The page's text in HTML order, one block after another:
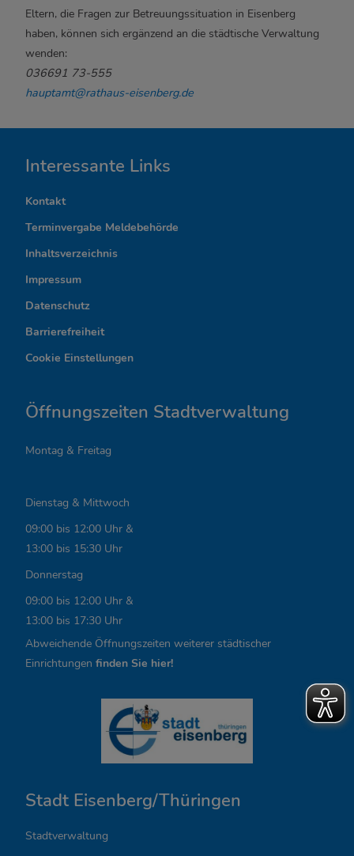
Eltern, die Fragen zur Betreuungssituation in Eisenberg
haben, können sich ergänzend an die städtische Verwaltung
wenden:
036691 73-555
hauptamt@rathaus-eisenberg.de
I
n
t
e
r
e
s
a
t
L
i
n
k
s
,
u
n
Interessante Links
Kontakt
Terminvergabe Meldebehörde
Inhaltsverzeichnis
Impressum
Datenschutz
Barrierefreiheit
Cookie Einstellungen
Öffnungszeiten Stadtverwaltung
Montag & Freitag
Dienstag & Mittwoch
09:00 bis 12:00 Uhr &
13:00 bis 15:30 Uhr
Donnerstag
09:00 bis 12:00 Uhr &
13:00 bis 17:30 Uhr
Abweichende Öffnungszeiten weiterer städtischer
Einrichtungen finden Sie hier!
Stadt Eisenberg/Thüringen
Stadtverwaltung